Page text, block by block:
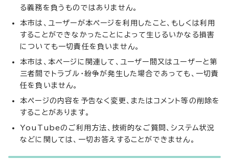
る義務を負うものではありません。
本市は、ユーザーが本ページを利用したこと、もしくは利用
することができなかったことによって生じるいかなる損害
についても一切責任を負いません。
本市は、本ページに関連して、ユーザー間又はユーザーと第
三者間でトラブル・紛争が発生した場合であっても、一切責
任を負いません。
本ページの内容を予告なく変更、またはコメント等の削除を
することがあります。
YouTubeのご利用方法、技術的なご質問、システム状況
などに関しては、一切お答えすることができません。